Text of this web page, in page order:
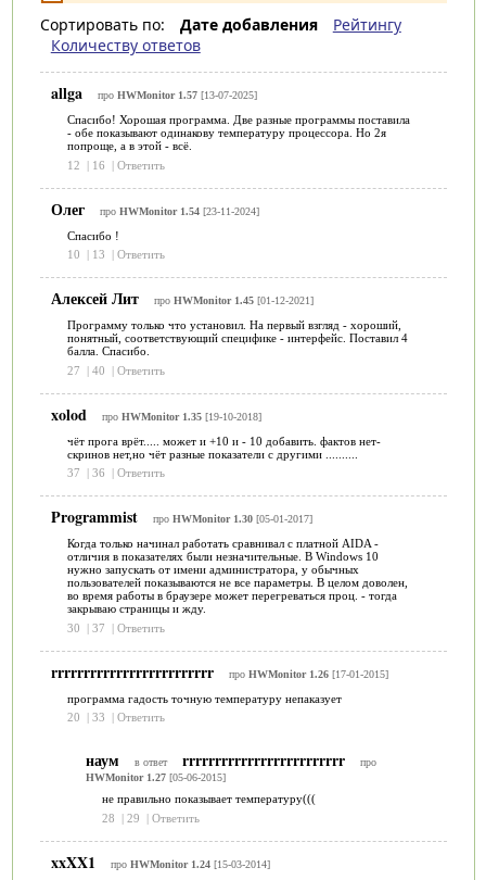
Сортировать по: Дате добавления
Рейтингу
Количеству ответов
allga про HWMonitor 1.57[13-07-2025]
Спасибо! Хорошая программа. Две разные программы поставила
- обе показывают одинакову температуру процессора. Но 2я
попроще, а в этой - всё.
12
| 16 | Ответить
Олег про HWMonitor 1.54[23-11-2024]
Спасибо !
10
| 13 | Ответить
Алексей Лит про HWMonitor 1.45[01-12-2021]
Программу только что установил. На первый взгляд - хороший,
понятный, соответствующий специфике - интерфейс. Поставил 4
балла. Спасибо.
27
| 40 | Ответить
xolod про HWMonitor 1.35[19-10-2018]
чёт прога врёт..... может и +10 и - 10 добавить. фактов нет-
скринов нет,но чёт разные показатели с другими ..........
37
| 36 | Ответить
Programmist про HWMonitor 1.30[05-01-2017]
Когда только начинал работать сравнивал с платной AIDA -
отличия в показателях были незначительные. В Windows 10
нужно запускать от имени администратора, у обычных
пользователей показываются не все параметры. В целом доволен,
во время работы в браузере может перегреваться проц. - тогда
закрываю страницы и жду.
30
| 37 | Ответить
rrrrrrrrrrrrrrrrrrrrrrrrr про HWMonitor 1.26[17-01-2015]
программа гадость точную температуру непаказует
20
| 33 | Ответить
наум в ответ rrrrrrrrrrrrrrrrrrrrrrrrr
про
HWMonitor 1.27[05-06-2015]
не правильно показывает температуру(((
28
| 29 | Ответить
xxXX1 про HWMonitor 1.24[15-03-2014]